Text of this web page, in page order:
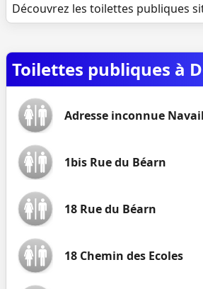
Découvrez les toilettes publiques
Toilettes publiques à
Adresse inconnue
1bis Rue du Béarn
18 Rue du Béarn
18 Chemin des Ecoles